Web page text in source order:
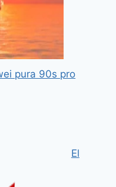
pura 90s pro
El